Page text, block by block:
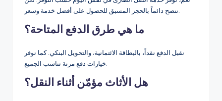
ننصح دائماً بالحجز المسبق للحصول على أفضل خدمة وسعر.
ما هي طرق الدفع المتاحة؟
نقبل الدفع نقداً، بالبطاقة الائتمانية، والتحويل البنكي. كما نوفر
خيارات دفع مرنة تناسب الجميع.
هل الأثاث مؤمّن أثناء النقل؟